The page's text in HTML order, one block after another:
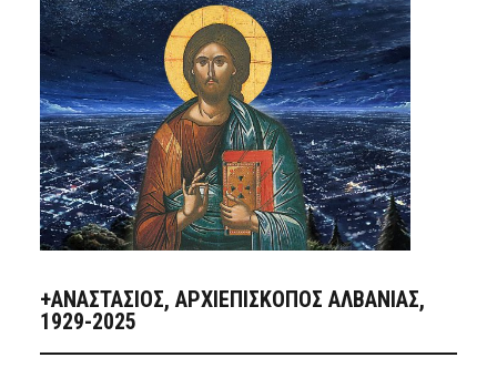
+ΑΝΑΣΤΆΣΙΟΣ, ΑΡΧΙΕΠΊΣΚΟΠΟΣ ΑΛΒΑΝΊΑΣ,
1929-2025